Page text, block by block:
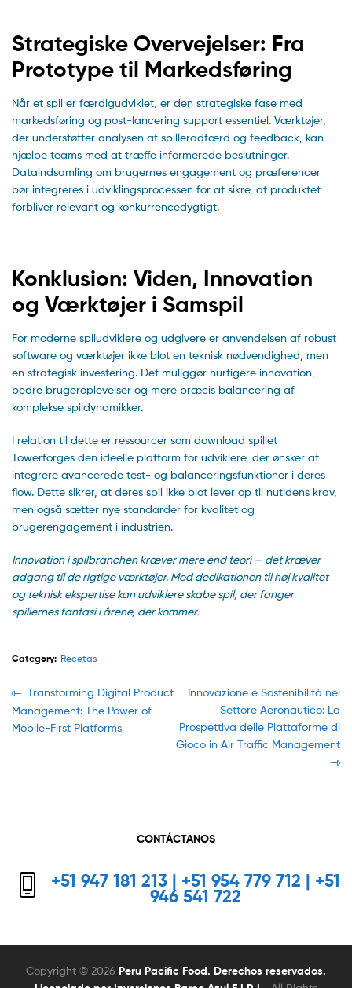
Strategiske Overvejelser: Fra
Prototype til Markedsføring
Når et spil er færdigudviklet, er den strategiske fase med
markedsføring og post-lancering support essentiel. Værktøjer,
der understøtter analysen af spilleradfærd og feedback, kan
hjælpe teams med at træffe informerede beslutninger.
Dataindsamling om brugernes engagement og præferencer
bør integreres i udviklingsprocessen for at sikre, at produktet
forbliver relevant og konkurrencedygtigt.
Konklusion: Viden, Innovation
og Værktøjer i Samspil
For moderne spiludviklere og udgivere er anvendelsen af robust
software og værktøjer ikke blot en teknisk nødvendighed, men
en strategisk investering. Det muliggør hurtigere innovation,
bedre brugeroplevelser og mere præcis balancering af
komplekse spildynamikker.
I relation til dette er ressourcer som download spillet
Towerforges den ideelle platform for udviklere, der ønsker at
integrere avancerede test- og balanceringsfunktioner i deres
flow. Dette sikrer, at deres spil ikke blot lever op til nutidens krav,
men også sætter nye standarder for kvalitet og
brugerengagement i industrien.
Innovation i spilbranchen kræver mere end teori — det kræver
adgang til de rigtige værktøjer. Med dedikationen til høj kvalitet
og teknisk ekspertise kan udviklere skabe spil, der fanger
spillernes fantasi i årene, der kommer.
Category: Recetas
Navegación
de
Previous
post:
Transforming Digital Product
Management: The Power of
Mobile-First Platforms
Next
Innovazione e Sostenibilità nel
Settore Aeronautico: La
Prospettiva delle Piattaforme di
Gioco in Air Traffic Management
CONTÁCTANOS
+51 947 181 213 | +51 954 779 712 | +51
946 541 722
Copyright © 2026 Peru Pacific Food. Derechos reservados.